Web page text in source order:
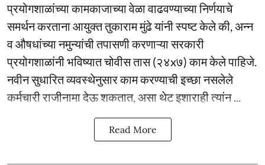
प्रयोगशाळांच्या कामकाजाच्या वेळा वाढवण्याच्या निर्णयाचे
समर्थन करताना आयुक्त तुकाराम मुंढे यांनी स्पष्ट केले की, अन्न
व औषधांच्या नमुन्यांची तपासणी करणाऱ्या सरकारी
प्रयोगशाळांनी भविष्यात चोवीस तास (२४x७) काम केले पाहिजे.
नवीन सुधारित व्यवस्थेनुसार काम करण्याची इच्छा नसलेले
कर्मचारी राजीनामा देऊ शकतात, असा थेट इशाराही त्यांन ...
Read More